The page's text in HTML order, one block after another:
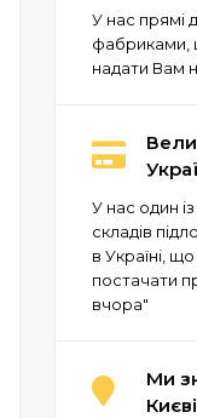
У нас прямі
фабриками,
надати Вам
У нас один
складів
в Україні,
постачати
вчора"
Ми
Києві